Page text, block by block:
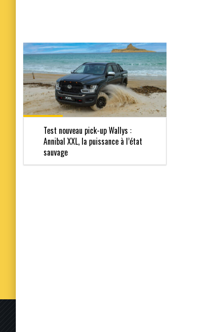
Test nouveau pick-up Wallys :
Annibal XXL, la puissance à l’état
sauvage